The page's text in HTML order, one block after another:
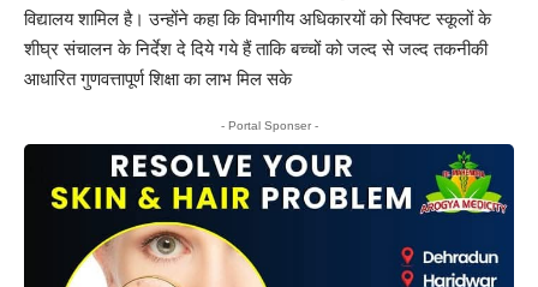
विद्यालय शामिल है। उन्होंने कहा कि विभागीय अधिकारयों को स्विफ्ट स्कूलों के
शीघ्र संचालन के निर्देश दे दिये गये हैं ताकि बच्चों को जल्द से जल्द तकनीकी
आधारित गुणवत्तापूर्ण शिक्षा का लाभ मिल सके
- Portal Sponser -